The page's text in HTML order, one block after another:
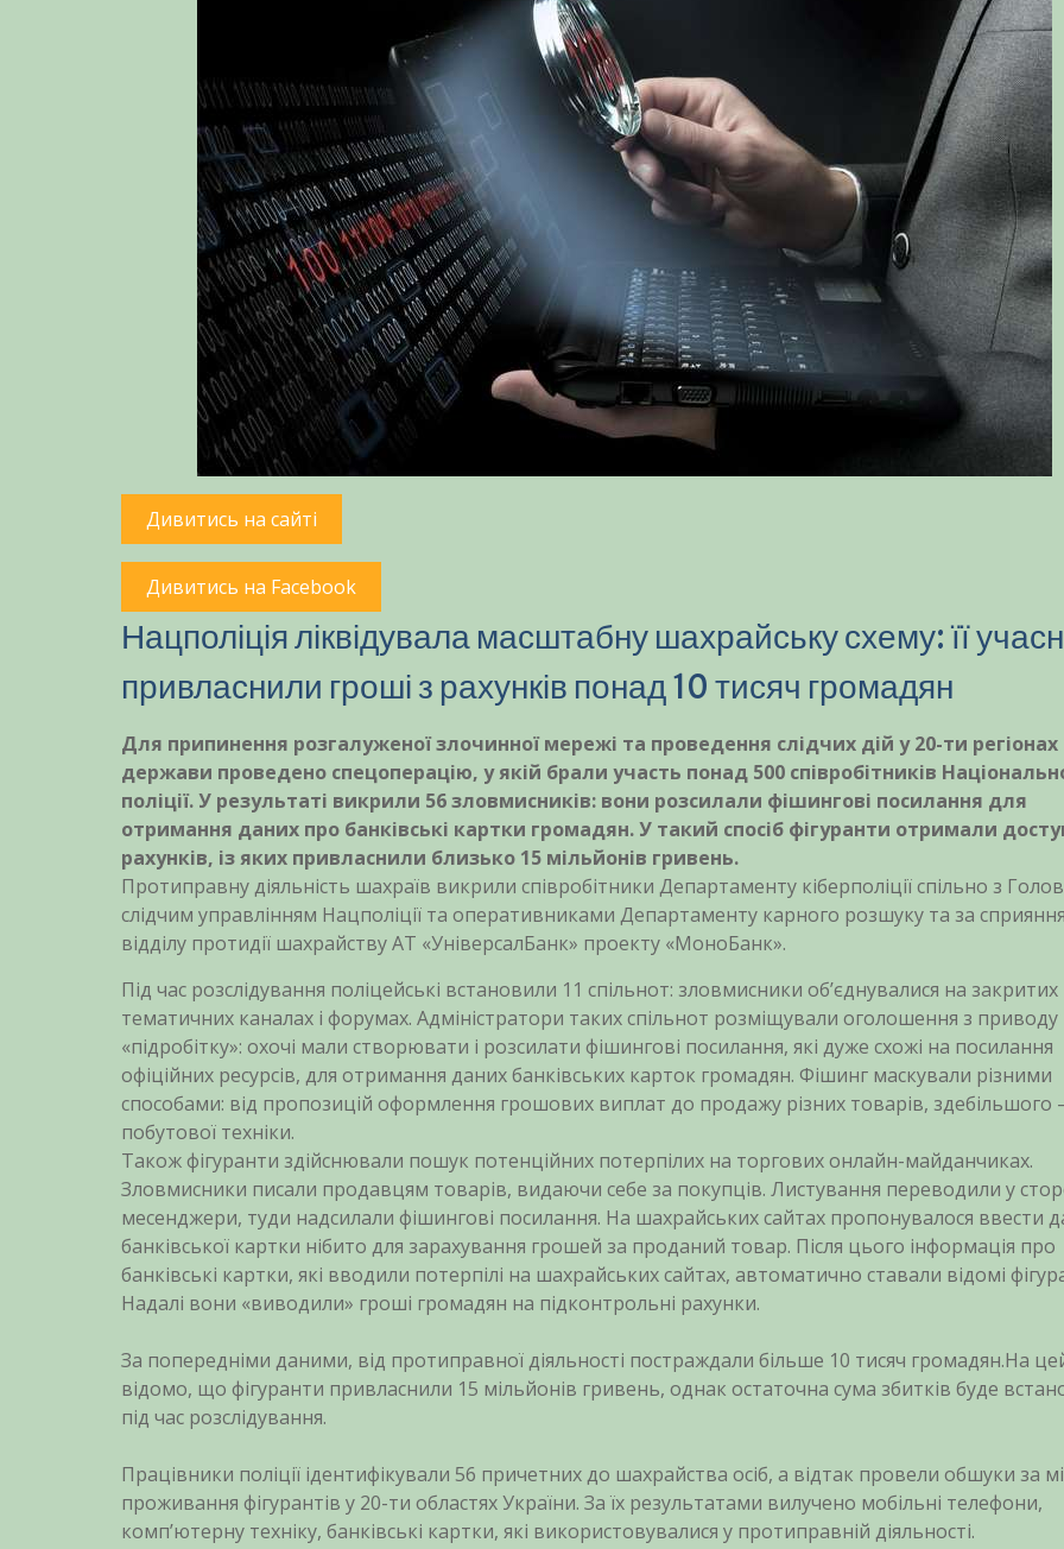
Дивитись на сайті
Дивитись на Facebook
Нацполіція ліквідувала масштабну шахрайську схему: її
привласнили гроші з рахунків понад 10 тисяч громадян
Для припинення розгалуженої злочинної мережі та проведення слідчих дій у 20-ти регіонах
держави проведено спецоперацію, у якій брали участь понад 500 співробітників
поліції. У результаті викрили 56 зловмисників: вони розсилали фішингові посилання для
отримання даних про банківські картки громадян. У такий спосіб фігуранти отримали
рахунків, із яких привласнили близько 15 мільйонів гривень.
Протиправну діяльність шахраїв викрили співробітники Департаменту кіберполіції спільно з
слідчим управлінням Нацполіції та оперативниками Департаменту карного розшуку та за сприяння
відділу протидії шахрайству АТ «УніверсалБанк» проекту «МоноБанк».
Під час розслідування поліцейські встановили 11 спільнот: зловмисники об’єднувалися на закритих
тематичних каналах і форумах. Адміністратори таких спільнот розміщували оголошення з приводу
«підробітку»: охочі мали створювати і розсилати фішингові посилання, які дуже схожі на посилання
офіційних ресурсів, для отримання даних банківських карток громадян. Фішинг маскували різними
способами: від пропозицій оформлення грошових виплат до продажу різних товарів, здебільшого
побутової техніки.
Також фігуранти здійснювали пошук потенційних потерпілих на торгових онлайн-майданчиках.
Зловмисники писали продавцям товарів, видаючи себе за покупців. Листування переводили у
месенджери, туди надсилали фішингові посилання. На шахрайських сайтах пропонувалося ввести
банківської картки нібито для зарахування грошей за проданий товар. Після цього інформація про
банківські картки, які вводили потерпілі на шахрайських сайтах, автоматично ставали відомі
Надалі вони «виводили» гроші громадян на підконтрольні рахунки.
За попередніми даними, від протиправної діяльності постраждали більше 10 тисяч громадян.На
відомо, що фігуранти привласнили 15 мільйонів гривень, однак остаточна сума збитків буде
під час розслідування.
Працівники поліції ідентифікували 56 причетних до шахрайства осіб, а відтак провели обшуки за
проживання фігурантів у 20-ти областях України. За їх результатами вилучено мобільні телефони,
комп’ютерну техніку, банківські картки, які використовувалися у протиправній діяльності.